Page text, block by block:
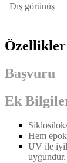
Dış görünüş
Özellikler
Başvuru
Ek
Hem
UV ile
uygundur.